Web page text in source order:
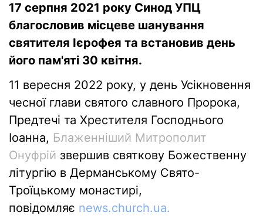
17 серпня 2021 року Синод УПЦ
благословив місцеве шанування
святителя Ієрофея та встановив день
його пам'яті 30 квітня.
11 вересня 2022 року, у день Усікновення
чесної глави святого славного Пророка,
Предтечі та Хрестителя Господнього
Іоанна, Блаженніший Митрополит
Онуфрій звершив святкову Божественну
літургію в Дерманському Свято-
Троїцькому монастирі,
повідомляє news.church.ua.